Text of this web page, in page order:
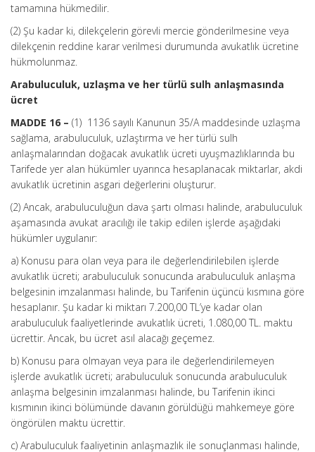
tamamına hükmedilir.
(2) Şu kadar ki, dilekçelerin görevli mercie gönderilmesine veya
dilekçenin reddine karar verilmesi durumunda avukatlık ücretine
hükmolunmaz.
Arabuluculuk, uzlaşma ve her türlü sulh anlaşmasında
ücret
MADDE 16 – (1) 1136 sayılı Kanunun 35/A maddesinde uzlaşma
sağlama, arabuluculuk, uzlaştırma ve her türlü sulh
anlaşmalarından doğacak avukatlık ücreti uyuşmazlıklarında bu
Tarifede yer alan hükümler uyarınca hesaplanacak miktarlar, akdi
avukatlık ücretinin asgari değerlerini oluşturur.
(2) Ancak, arabuluculuğun dava şartı olması halinde, arabuluculuk
aşamasında avukat aracılığı ile takip edilen işlerde aşağıdaki
hükümler uygulanır:
a) Konusu para olan veya para ile değerlendirilebilen işlerde
avukatlık ücreti; arabuluculuk sonucunda arabuluculuk anlaşma
belgesinin imzalanması halinde, bu Tarifenin üçüncü kısmına göre
hesaplanır. Şu kadar ki miktarı 7.200,00 TL’ye kadar olan
arabuluculuk faaliyetlerinde avukatlık ücreti, 1.080,00 TL. maktu
ücrettir. Ancak, bu ücret asıl alacağı geçemez.
b) Konusu para olmayan veya para ile değerlendirilemeyen
işlerde avukatlık ücreti; arabuluculuk sonucunda arabuluculuk
anlaşma belgesinin imzalanması halinde, bu Tarifenin ikinci
kısmının ikinci bölümünde davanın görüldüğü mahkemeye göre
öngörülen maktu ücrettir.
c) Arabuluculuk faaliyetinin anlaşmazlık ile sonuçlanması halinde,